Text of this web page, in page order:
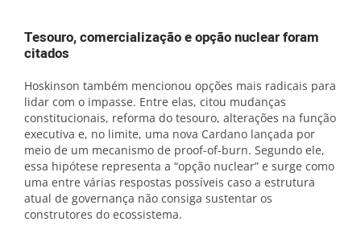
Tesouro, comercialização e opção nuclear foram
citados
Hoskinson também mencionou opções mais radicais para
lidar com o impasse. Entre elas, citou mudanças
constitucionais, reforma do tesouro, alterações na função
executiva e, no limite, uma nova Cardano lançada por
meio de um mecanismo de proof-of-burn. Segundo ele,
essa hipótese representa a “opção nuclear” e surge como
uma entre várias respostas possíveis caso a estrutura
atual de governança não consiga sustentar os
construtores do ecossistema.